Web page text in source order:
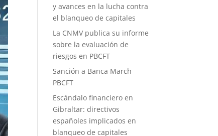
y avances en la lucha contra
el blanqueo de capitales
La CNMV publica su informe
sobre la evaluación de
riesgos en PBCFT
Sanción a Banca March
PBCFT
Escándalo financiero en
Gibraltar: directivos
españoles implicados en
blanqueo de capitales